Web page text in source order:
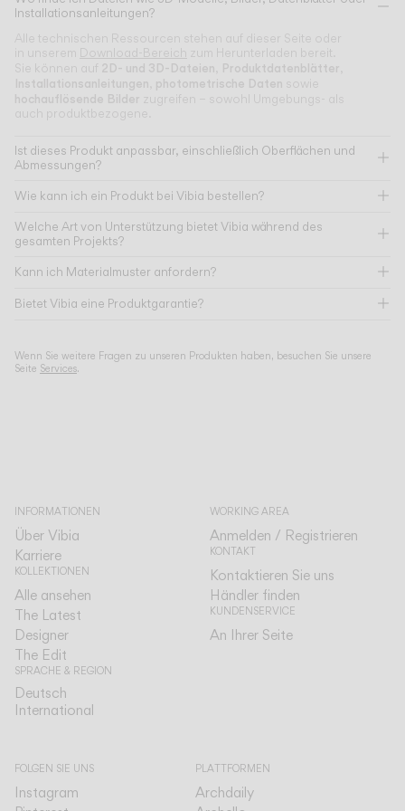
Installationsanleitungen?
Alle technischen Ressourcen stehen auf dieser Seite oder
in unserem Download-Bereich zum Herunterladen bereit.
Sie können auf 2D- und 3D-Dateien Produktdatenblätter
Installationsanleitungen photometrische Daten sowie
hochauflösende Bilder zugreifen – sowohl Umgebungs- als
auch produktbezogene.
Ist dieses Produkt anpassbar, einschließlich Oberflächen und
Abmessungen?
Wie kann ich ein Produkt bei Vibia bestellen?
Welche Art von Unterstützung bietet Vibia während des
gesamten Projekts?
Kann ich Materialmuster anfordern?
Bietet Vibia eine Produktgarantie?
Wenn Sie weitere Fragen zu unseren Produkten haben, besuchen Sie unsere
Seite Services.
INFORMATIONEN
Über Vibia
Karriere
KOLLEKTIONEN
Alle ansehen
The Latest
Designer
The Edit
SPRACHE & REGION
Deutsch
International
WORKING AREA
Anmelden / Registrieren
KONTAKT
Kontaktieren Sie uns
Händler finden
KUNDENSERVICE
An Ihrer Seite
FOLGEN SIE UNS
Instagram
PLATTFORMEN
Archdaily